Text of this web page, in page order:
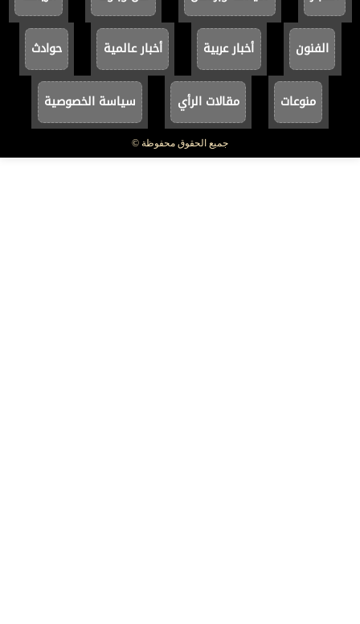
الفنون أخبار عربية أخبار عالمية حوادث
منوعات مقالات الرأي سياسة الخصوصية
جميع الحقوق محفوظة ©